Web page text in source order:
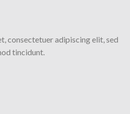
consectetuer adipiscing elit, sed
tincidunt.